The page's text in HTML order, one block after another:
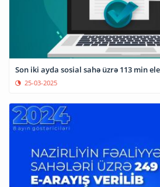
Son iki ayda sosial sahə üzrə 113 min
25-03-2025